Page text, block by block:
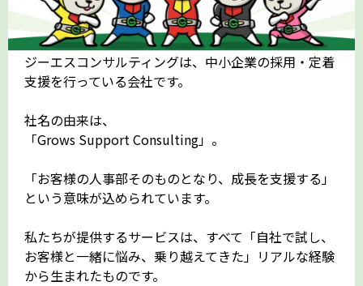
ジーエスコンサルティングは、中小企業の採用・定着
支援を行っている会社です。
社名の由来は、
「Grows Support Consulting」。
「お客様の人事部そのものとなり、成長を支援する」
という意味が込められています。
私たちが提供するサービスは、すべて「自社で試し、
お客様と一緒に悩み、乗り越えてきた」リアルな経験
から生まれたものです。